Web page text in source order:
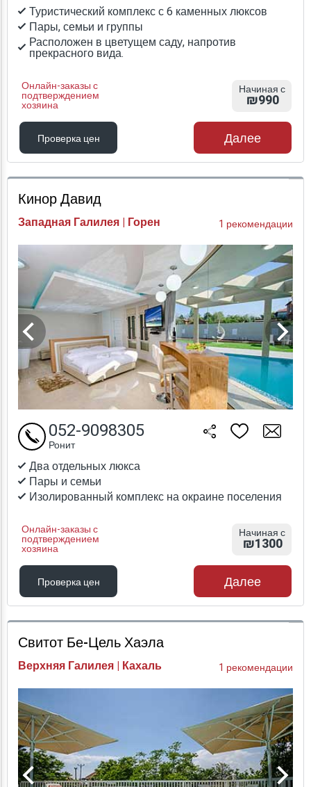
Туристический комплекс с 6 каменных люксов
Пары, семьи и группы
Расположен в цветущем саду, напротив
прекрасного вида.
Онлайн-заказы с
подтверждением
хозяина
Начиная с
₪990
Проверка цен
Проверка цен
Далее
Кинор Давид
Западная Галилея | Горен 1 рекомендации
Два отдельных люкса
Пары и семьи
Изолированный комплекс на окраине поселения
Онлайн-заказы с
подтверждением
хозяина
052-9098305
Ронит
Начиная с
₪1300
Проверка цен
Проверка цен
Далее
Свитот Бе-Цель Хаэла
Верхняя Галилея | Кахаль 1 рекомендации